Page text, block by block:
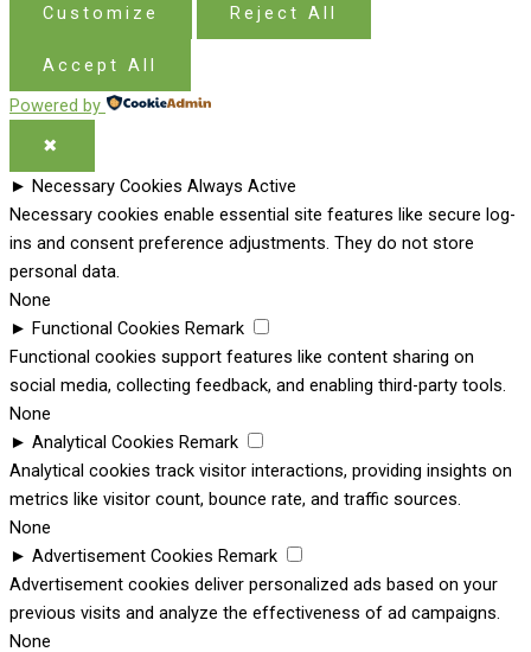
Customize Reject All
Accept All
Powered by
✖
► Necessary Cookies Always Active
Necessary cookies enable essential site features like secure log-
ins and consent preference adjustments. They do not store
personal data.
None
► Functional Cookies Remark
Functional cookies support features like content sharing on
social media, collecting feedback, and enabling third-party tools.
None
► Analytical Cookies Remark
Analytical cookies track visitor interactions, providing insights on
metrics like visitor count, bounce rate, and traffic sources.
None
► Advertisement Cookies Remark
Advertisement cookies deliver personalized ads based on your
previous visits and analyze the effectiveness of ad campaigns.
None